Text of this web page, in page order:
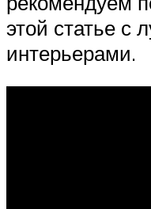
этой статье с
интерьерами.